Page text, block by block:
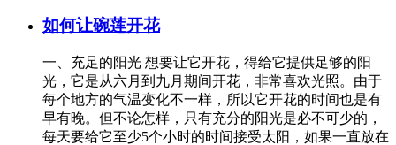
如何让碗莲开花
一、充足的阳光 想要让它开花，得给它提供足够的阳
光，它是从六月到九月期间开花，非常喜欢光照。由于
每个地方的气温变化不一样，所以它开花的时间也是有
早有晚。但不论怎样，只有充分的阳光是必不可少的，
每天要给它至少5个小时的时间接受太阳，如果一直放在